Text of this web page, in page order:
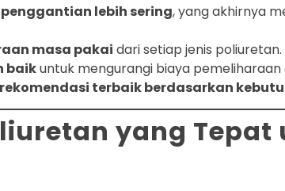
lebih sering, yang akhirnya
masa pakai dari setiap jenis poliuretan.
baikuntuk mengurangi biaya pemeliharaan
rekomendasi terbaik berdasarkan
yang Tepat